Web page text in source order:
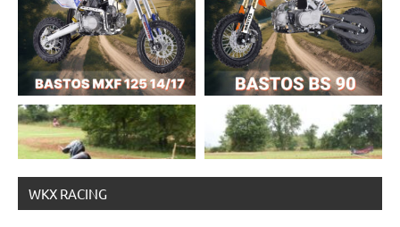
WKX RACING